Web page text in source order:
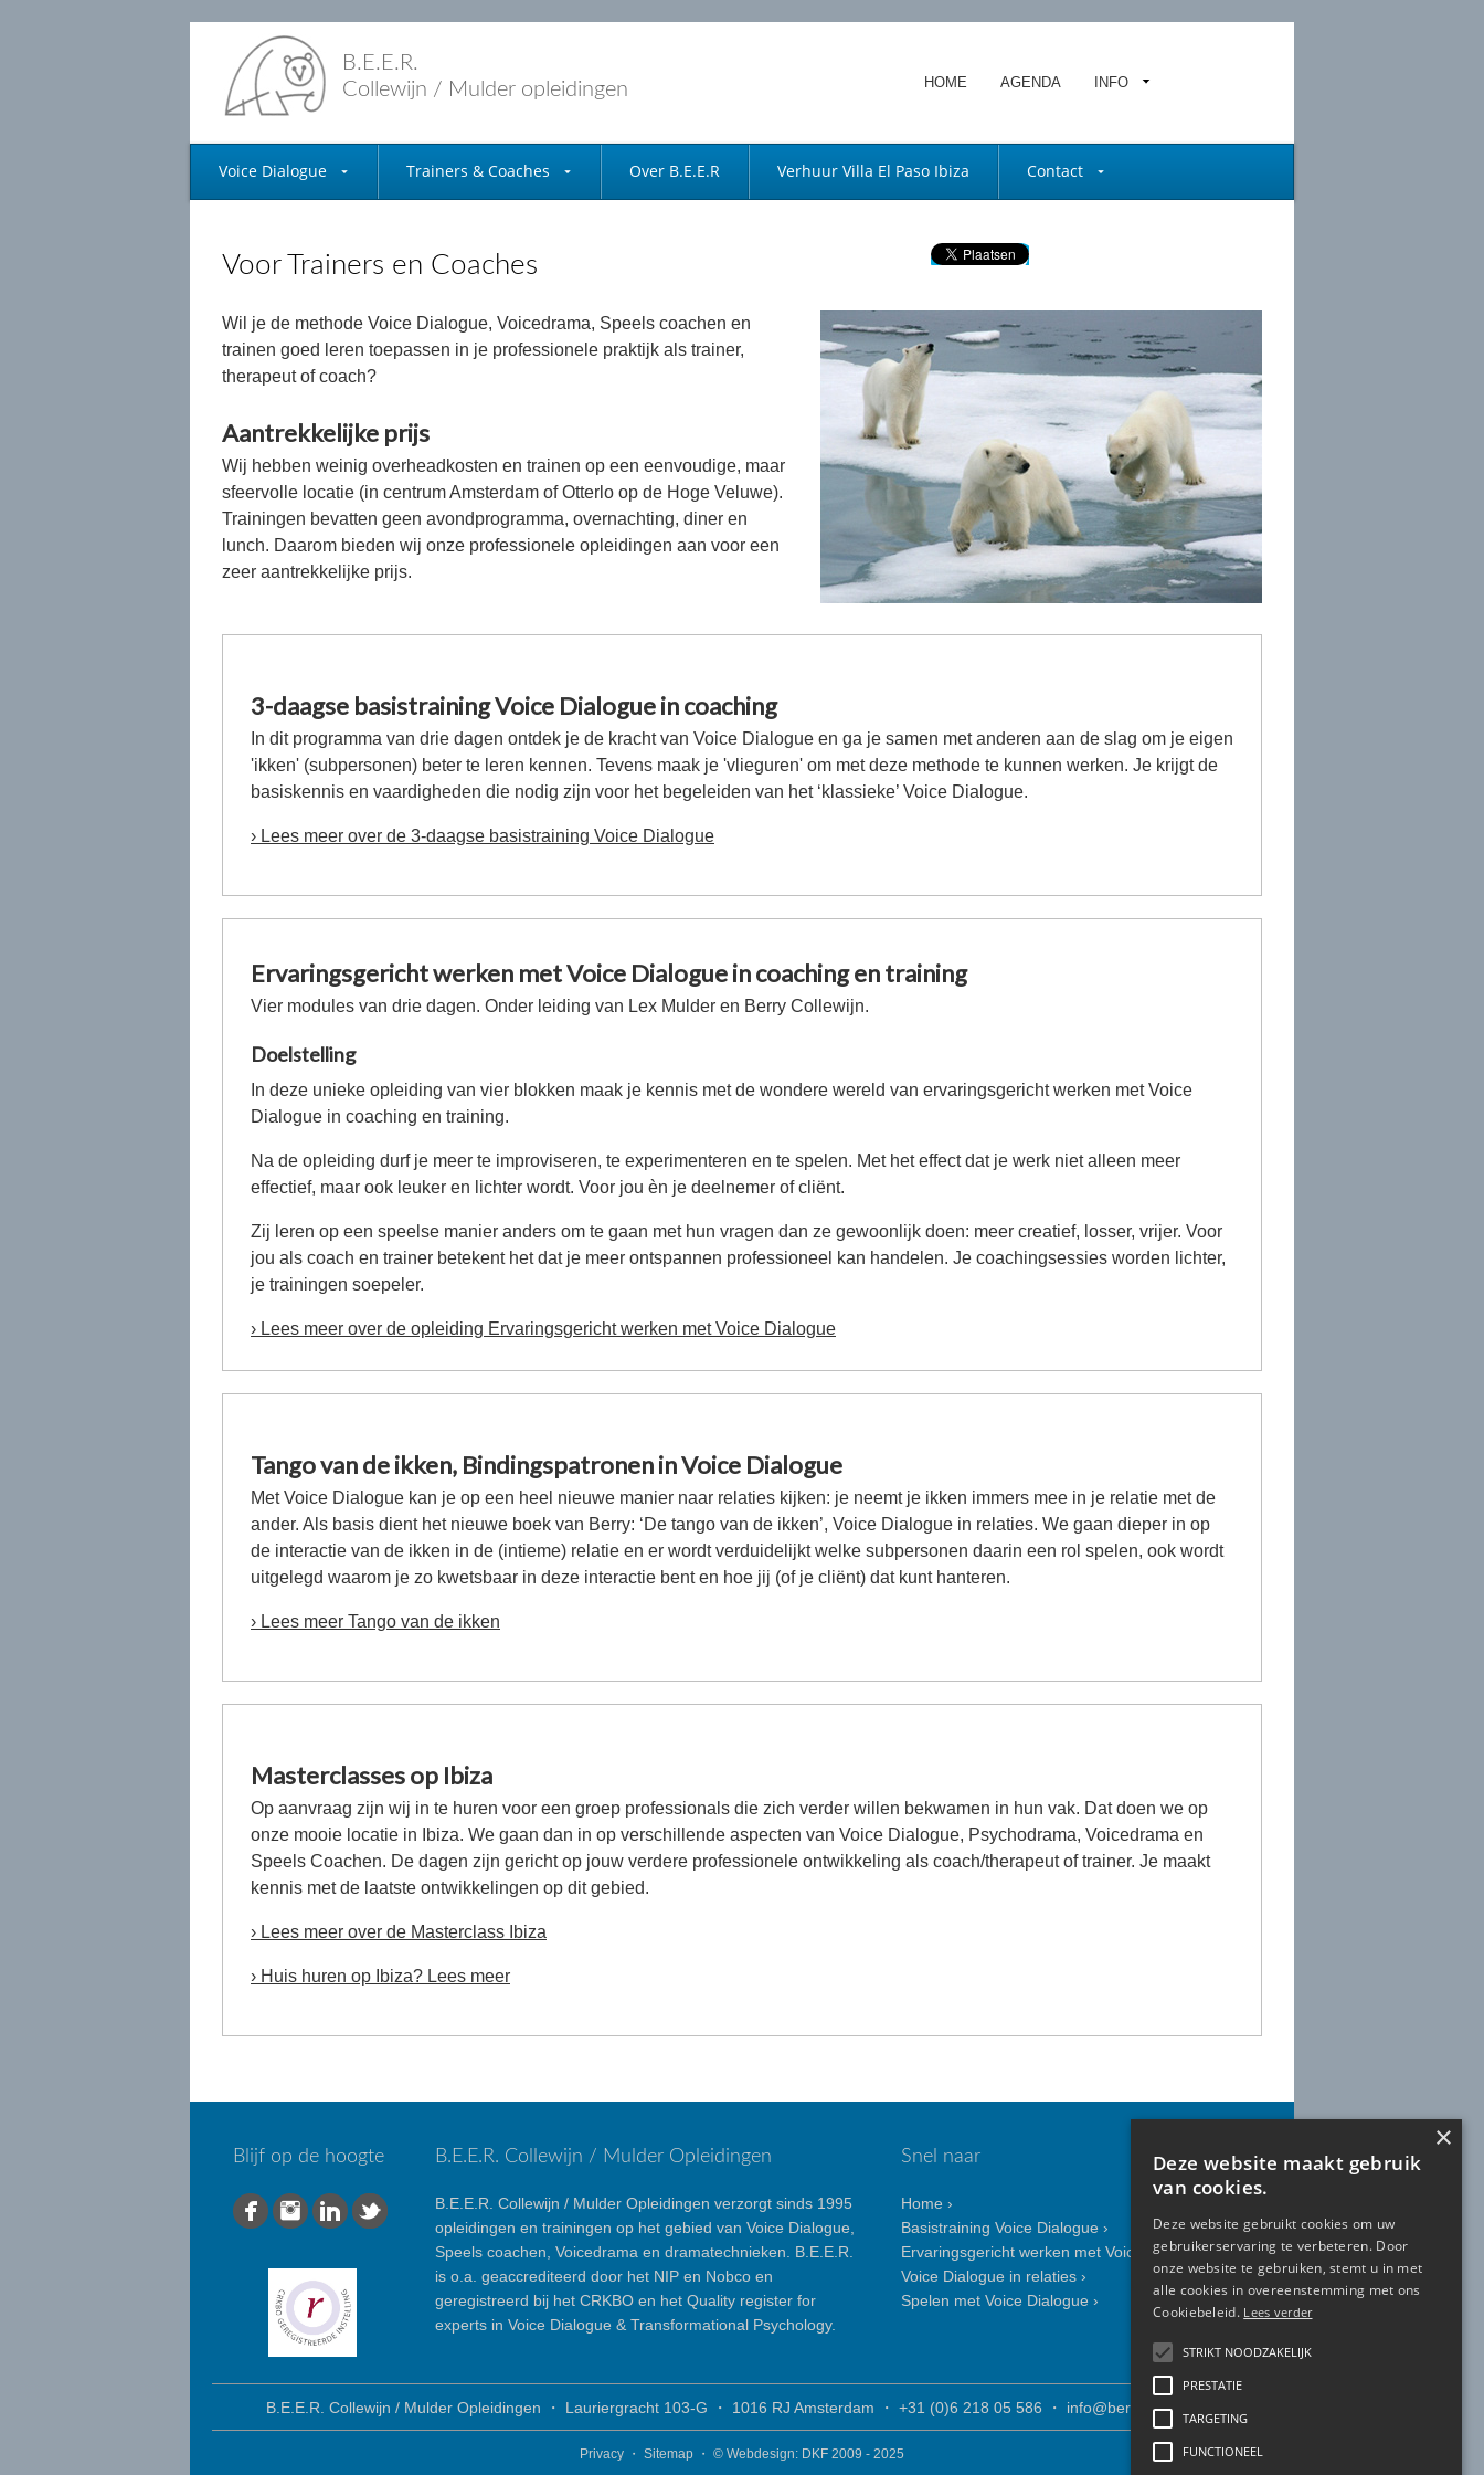
B.E.E.R.
Collewijn / Mulder opleidingen
HOME AGENDA INFO
Voice Dialogue Trainers & Coaches Over B.E.E.R Verhuur Villa El Paso Ibiza Contact
Voor Trainers en Coaches
Wil je de methode Voice Dialogue, Voicedrama, Speels coachen en
trainen goed leren toepassen in je professionele praktijk als trainer,
therapeut of coach?
Aantrekkelijke prijs
Wij hebben weinig overheadkosten en trainen op een eenvoudige, maar
sfeervolle locatie (in centrum Amsterdam of Otterlo op de Hoge Veluwe).
Trainingen bevatten geen avondprogramma, overnachting, diner en
lunch. Daarom bieden wij onze professionele opleidingen aan voor een
zeer aantrekkelijke prijs.
3-daagse basistraining Voice Dialogue in coaching
In dit programma van drie dagen ontdek je de kracht van Voice Dialogue en ga je samen met anderen aan de slag om je eigen
'ikken' (subpersonen) beter te leren kennen. Tevens maak je 'vlieguren' om met deze methode te kunnen werken. Je krijgt de
basiskennis en vaardigheden die nodig zijn voor het begeleiden van het ‘klassieke’ Voice Dialogue.
› Lees meer over de 3-daagse basistraining Voice Dialogue
Ervaringsgericht werken met Voice Dialogue in coaching en training
Vier modules van drie dagen. Onder leiding van Lex Mulder en Berry Collewijn.
Doelstelling
In deze unieke opleiding van vier blokken maak je kennis met de wondere wereld van ervaringsgericht werken met Voice
Dialogue in coaching en training.
Na de opleiding durf je meer te improviseren, te experimenteren en te spelen. Met het effect dat je werk niet alleen meer
effectief, maar ook leuker en lichter wordt. Voor jou èn je deelnemer of cliënt.
Zij leren op een speelse manier anders om te gaan met hun vragen dan ze gewoonlijk doen: meer creatief, losser, vrijer. Voor
jou als coach en trainer betekent het dat je meer ontspannen professioneel kan handelen. Je coachingsessies worden lichter,
je trainingen soepeler.
› Lees meer over de opleiding Ervaringsgericht werken met Voice Dialogue
Tango van de ikken, Bindingspatronen in Voice Dialogue
Met Voice Dialogue kan je op een heel nieuwe manier naar relaties kijken: je neemt je ikken immers mee in je relatie met de
ander. Als basis dient het nieuwe boek van Berry: ‘De tango van de ikken’, Voice Dialogue in relaties. We gaan dieper in op
de interactie van de ikken in de (intieme) relatie en er wordt verduidelijkt welke subpersonen daarin een rol spelen, ook wordt
uitgelegd waarom je zo kwetsbaar in deze interactie bent en hoe jij (of je cliënt) dat kunt hanteren.
› Lees meer Tango van de ikken
Masterclasses op Ibiza
Op aanvraag zijn wij in te huren voor een groep professionals die zich verder willen bekwamen in hun vak. Dat doen we op
onze mooie locatie in Ibiza. We gaan dan in op verschillende aspecten van Voice Dialogue, Psychodrama, Voicedrama en
Speels Coachen. De dagen zijn gericht op jouw verdere professionele ontwikkeling als coach/therapeut of trainer. Je maakt
kennis met de laatste ontwikkelingen op dit gebied.
› Lees meer over de Masterclass Ibiza
› Huis huren op Ibiza? Lees meer
Blijf op de hoogte B.E.E.R. Collewijn / Mulder Opleidingen
B.E.E.R. Collewijn / Mulder Opleidingen verzorgt sinds 1995
opleidingen en trainingen op het gebied van Voice Dialogue,
Speels coachen, Voicedrama en dramatechnieken. B.E.E.R.
is o.a. geaccrediteerd door het NIP en Nobco en
geregistreerd bij het CRKBO en het Quality register for
experts in Voice Dialogue & Transformational Psychology.
Snel naar
Home ›
Basistraining Voice Dialogue ›
Ervaringsgericht werken met Voice Dialogue ›
Voice Dialogue in relaties ›
Spelen met Voice Dialogue ›
B.E.E.R. Collewijn / Mulder Opleidingen ・ Lauriergracht 103-G ・ 1016 RJ Amsterdam ・ +31 (0)6 218 05 586 ・ info@berrycollewijn.nl
Privacy ・ Sitemap ・ © Webdesign: DKF 2009 - 2025
×
Deze website maakt gebruik
van cookies.
Deze website gebruikt cookies om uw
gebruikerservaring te verbeteren. Door
onze website te gebruiken, stemt u in met
alle cookies in overeenstemming met ons
Cookiebeleid. Lees verder
STRIKT NOODZAKELIJK
PRESTATIE
TARGETING
FUNCTIONEEL